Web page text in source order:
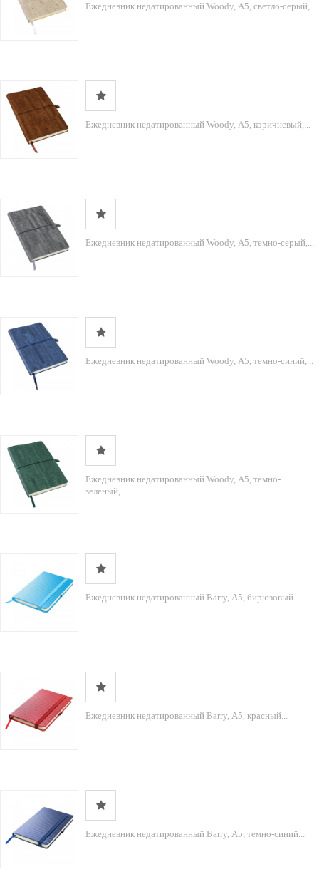
Ежедневник недатированный Woody, А5, светло-серый,...
Ежедневник недатированный Woody, А5, коричневый,...
Ежедневник недатированный Woody, А5, темно-серый,...
Ежедневник недатированный Woody, А5, темно-синий,...
Ежедневник недатированный Woody, А5, темно-
зеленый,...
Ежедневник недатированный Barry, А5, бирюзовый...
Ежедневник недатированный Barry, А5, красный...
Ежедневник недатированный Barry, А5, темно-синий...